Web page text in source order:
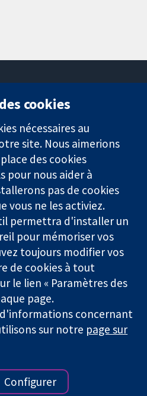
Cavendish
Uni
nous
Actualités
Service de
presse
Qui sommes-
nous
Offres
d'emploi
Library
une association caritative (n°
limitée par garantie (n°
et au Pays de Galles. Numéro
Collaboration
légales|Politique de
des cookies
cookies
nécessaires au
site. Nous aimerions
des cookies
pour nous aider à
pas de cookies
vous ne les activiez.
permettra d'installer un
pour mémoriser vos
toujours modifier vos
de cookies à tout
le lien « Paramètres des
page.
concernant
sur notre page sur
Configurer